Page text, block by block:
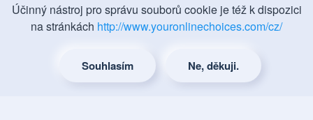
praktikovali. V sauně se Vaše tělo důkladně prohřeje a
mimo jiné napomáhá to i k regeneraci pleti, což ocení
Účinný nástroj pro správu souborů cookie je též k dispozici
na stránkách http://www.youronlinechoices.com/cz/
Souhlasím Ne, děkuji.